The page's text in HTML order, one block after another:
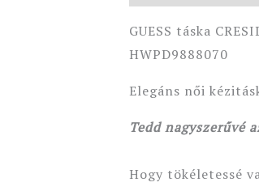
GUESS táska
HWPD9888070
Elegáns női
Tedd nagyszerűvé
Hogy tökéletessé